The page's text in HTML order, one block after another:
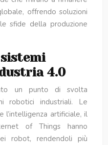
offrendo soluzioni
sfide della produzione
4.0
un punto di svolta
robotici industriali. Le
artificiale, il
of Things hanno
robot, rendendoli più